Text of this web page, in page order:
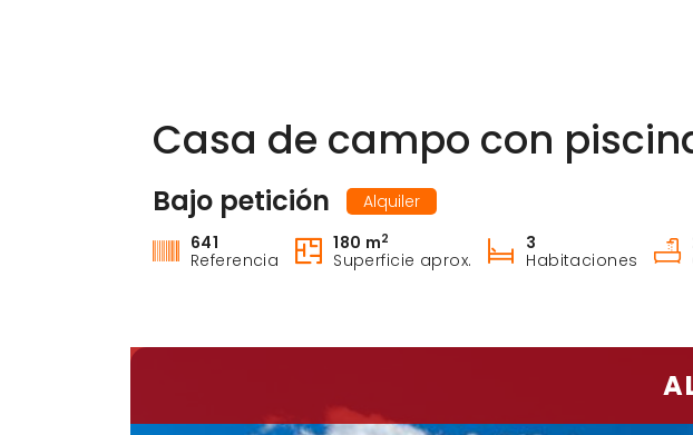
Casa de campo con
Bajo petición
Alquiler
641
Referencia
180 m2
Superficie aprox.
3
Habitaciones